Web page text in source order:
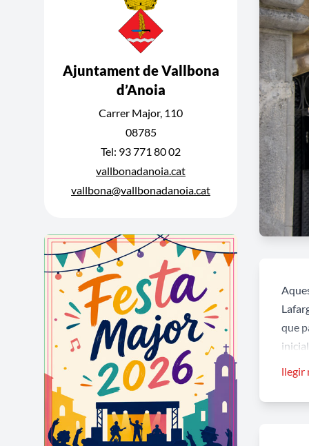
Ajuntament de Vallbona
d’Anoia
Carrer Major, 110
08785
Tel: 93 771 80 02
vallbonadanoia.cat
vallbona@vallbonadanoia.cat
que
llegir